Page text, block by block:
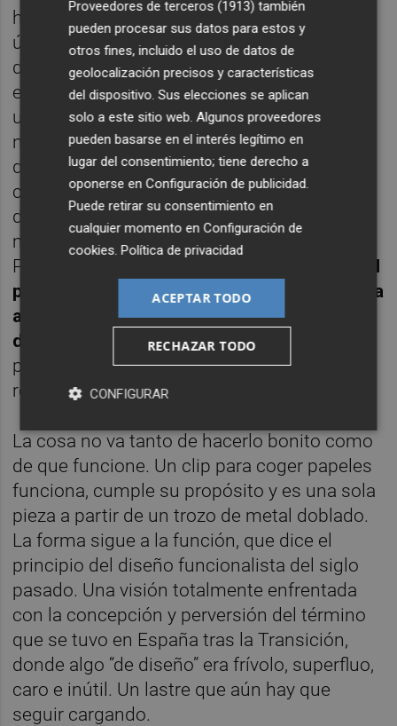
han sido básicos en la cultura digital de la
última década. Maeda intenta orientar a los
diseñadores hacia cuál es la necesidad
exacta de los usuarios para poder resolver
un producto, por ejemplo, con el menor
número de elementos. En uno de sus
discursos estrella plantea que el diseño
consiste en eliminar cosas obvias, y ahí es
donde radica la dificultad, como, una vez
más, en lo de diseñar con la goma de borrar.
Por eso, en el fondo de todo esto, subyace
el
pensamiento crítico del diseñador, que sepa
analizar y hacer las cosas de forma
diferente
a como se ha hecho hasta ahora,
para poder solucionar problemas no
resueltos hasta el momento.
La cosa no va tanto de hacerlo bonito como
de que funcione. Un clip para coger papeles
funciona, cumple su propósito y es una sola
pieza a partir de un trozo de metal doblado.
La forma sigue a la función, que dice el
principio del diseño funcionalista del siglo
pasado. Una visión totalmente enfrentada
con la concepción y perversión del término
que se tuvo en España tras la Transición,
donde algo “de diseño” era frívolo, superfluo,
caro e inútil. Un lastre que aún hay que
seguir cargando.
Proveedores de terceros (1913) también
pueden procesar sus datos para estos y
otros fines, incluido el uso de datos de
geolocalización precisos y características
del dispositivo. Sus elecciones se aplican
solo a este sitio web. Algunos proveedores
pueden basarse en el interés legítimo en
lugar del consentimiento; tiene derecho a
oponerse enConfiguración de publicidad
Puede retirar su consentimiento en
cualquier momento enConfiguración de
cookies .Política de privacidad
ACEPTAR TODO
RECHAZAR TODO
CONFIGURAR